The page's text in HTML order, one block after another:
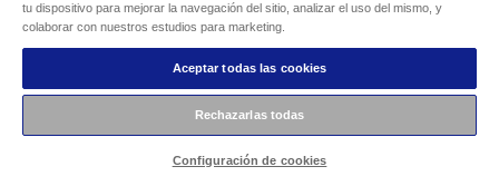
Notificaciones de seguridad
Portal de colaboradores de Epson
tu dispositivo para mejorar la navegación del sitio, analizar el uso del mismo, y
colaborar con nuestros estudios para marketing.
Aceptar todas las cookies
Rechazarlas todas
Configuración de cookies